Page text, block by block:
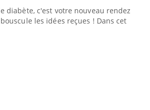
diabète, c'est votre nouveau rendez-
les idées reçues ! Dans cet